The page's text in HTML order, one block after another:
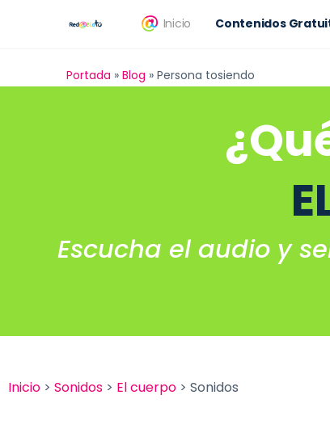
Inicio Contenidos
Portada » Blog » Persona tosiendo
Escucha el audio y
Inicio > Sonidos > El cuerpo > Sonidos